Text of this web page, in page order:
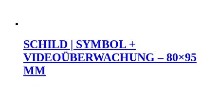
SCHILD | SYMBOL +
VIDEOÜBERWACHUNG – 80×95
MM